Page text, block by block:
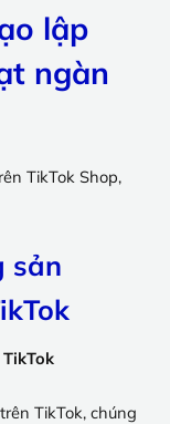
lập
ngàn
TikTok Shop,
sản
TikTok, chúng